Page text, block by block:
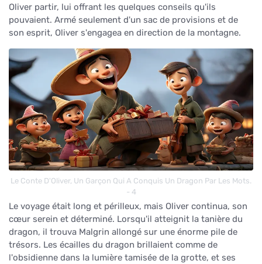
Oliver partir, lui offrant les quelques conseils qu'ils
pouvaient. Armé seulement d'un sac de provisions et de
son esprit, Oliver s'engagea en direction de la montagne.
Le Conte D'Oliver, Un Garçon Qui A Conquis Un Dragon Par Les Mots.
- 4
Le voyage était long et périlleux, mais Oliver continua, son
cœur serein et déterminé. Lorsqu'il atteignit la tanière du
dragon, il trouva Malgrin allongé sur une énorme pile de
trésors. Les écailles du dragon brillaient comme de
l'obsidienne dans la lumière tamisée de la grotte, et ses